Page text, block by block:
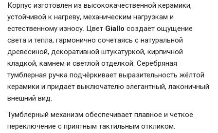
Корпус изготовлен из высококачественной керамики,
устойчивой к нагреву, механическим нагрузкам и
естественному износу. Цвет Giallo создаёт ощущение
света и тепла, гармонично сочетаясь с натуральной
древесиной, декоративной штукатуркой, кирпичной
кладкой, камнем и светлой отделкой. Серебряная
тумблерная ручка подчёркивает выразительность жёлтой
керамики и придаёт выключателю элегантный, лаконичный
внешний вид.
Тумблерный механизм обеспечивает плавное и чёткое
переключение с приятным тактильным откликом.